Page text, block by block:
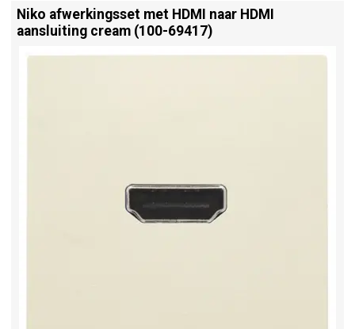
Niko afwerkingsset met HDMI naar HDMI
aansluiting cream (100-69417)